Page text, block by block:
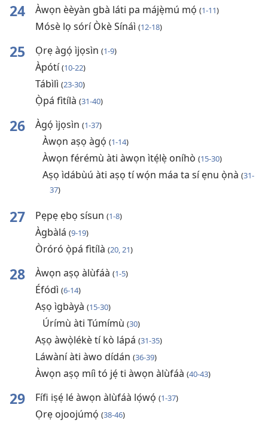
24 Àwọn èèyàn gbà láti pa májẹ̀mú mọ́ (1-11)
Mósè lọ sórí Òkè Sínáì (12-18)
25 Ọrẹ àgọ́ ìjọsìn (1-9)
Àpótí(10-22)
Tábìlì (23-30)
Ọ̀pá fìtílà (31-40)
26 Àgọ́ ìjọsìn (1-37)
Àwọn aṣọ àgọ́ (1-14)
Àwọn férémù àti àwọn ìtẹ́lẹ̀ oníhò (15-30)
Aṣọ ìdábùú àti aṣọ tí wọ́n máa ta sí ẹnu ọ̀nà (31-
37)
27 Pẹpẹ ẹbọ sísun (1-8)
Àgbàlá (9-19)
Òróró ọ̀pá fìtílà (20, 21)
28 Àwọn aṣọ àlùfáà (1-5)
Éfódì (6-14)
Aṣọ ìgbàyà (15-30)
Úrímù àti Túmímù (30)
Aṣọ àwọ̀lékè tí kò lápá (31-35)
Láwàní àti àwo dídán (36-39)
Àwọn aṣọ míì tó jẹ́ ti àwọn àlùfáà (40-43)
29 Fífi iṣẹ́ lé àwọn àlùfáà lọ́wọ́ (1-37)
Ọrẹ ojoojúmọ́ (38-46)